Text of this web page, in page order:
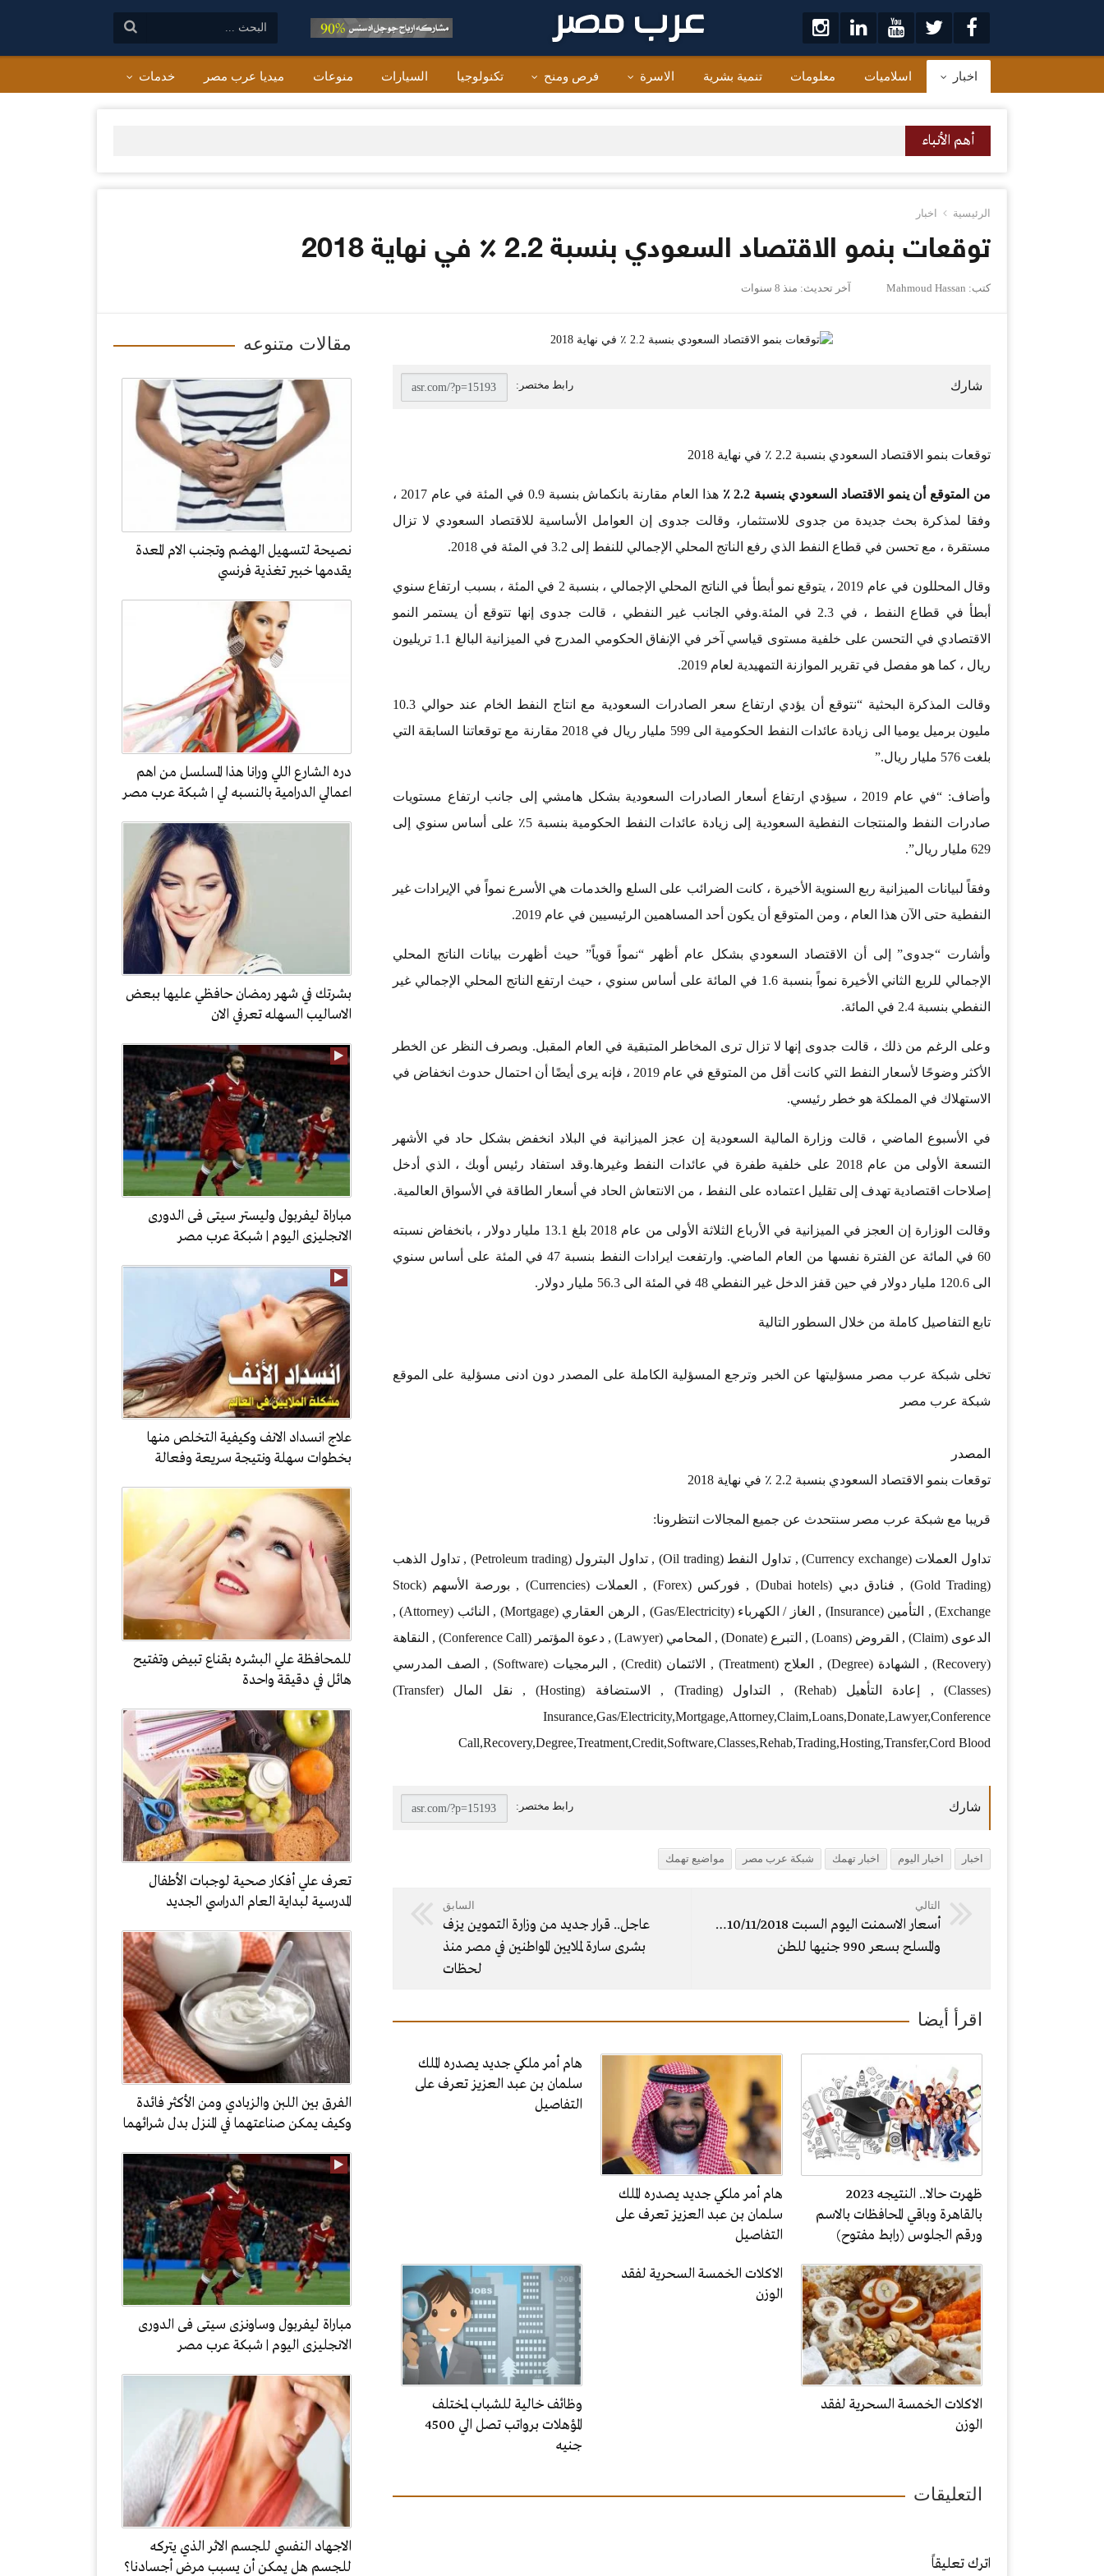
اخبار اسلاميات معلومات تنمية بشرية الاسرة فرص ومنح تكنولوجيا السيارات منوعات ميديا عرب مصر خدمات
أهم الأنباء
الرئيسية اخبار
توقعات بنمو الاقتصاد السعودي بنسبة 2.2 ٪ في نهاية 2018
كتب: Mahmoud Hassan آخر تحديث: منذ 8 سنوات
مقالات متنوعه
نصيحة لتسهيل الهضم وتجنب الام المعدة
يقدمها خبير تغذية فرنسي
دره الشارع اللي ورانا هذا المسلسل من اهم
اعمالي الدرامية بالنسبه لي | شبكة عرب مصر
بشرتك في شهر رمضان حافظي عليها ببعض
الاساليب السهله تعرفي الان
مباراة ليفربول وليستر سيتى فى الدورى
الانجليزى اليوم | شبكة عرب مصر
علاج انسداد الانف وكيفية التخلص منها
بخطوات سهلة ونتيجة سريعة وفعالة
للمحافظة علي البشره بقناع تبيض وتفتيح
هائل في دقيقة واحدة
تعرف علي أفكار صحية لوجبات الأطفال
المدرسية لبداية العام الدراسي الجديد
الفرق بين اللبن والزبادي ومن الأكثر فائدة
وكيف يمكن صناعتهما في المنزل بدل شرائهما
مباراة ليفربول وساونزى سيتى فى الدورى
الانجليزى اليوم | شبكة عرب مصر
الاجهاد النفسي للجسم الاثر الذي يتركه
للجسم هل يمكن أن يسبب مرض أجسادنا؟
توقعات بنمو الاقتصاد السعودي بنسبة 2.2 ٪ في نهاية 2018
من المتوقع أن ينمو الاقتصاد السعودي بنسبة 2.2 ٪
هذا العام مقارنة بانكماش بنسبة 0.9 في المئة في عام 2017 ،
وفقا لمذكرة بحث جديدة من جدوى للاستثمار، وقالت جدوى إن العوامل الأساسية للاقتصاد السعودي لا تزال
مستقرة ، مع تحسن في قطاع النفط الذي رفع الناتج المحلي الإجمالي للنفط إلى 3.2 في المئة في 2018.
وقال المحللون في عام 2019 ، يتوقع نمو أبطأ في الناتج المحلي الإجمالي ، بنسبة 2 في المئة ، بسبب ارتفاع سنوي
أبطأ في قطاع النفط ، في 2.3 في المئة.وفي الجانب غير النفطي ، قالت جدوى إنها تتوقع أن يستمر النمو
الاقتصادي في التحسن على خلفية مستوى قياسي آخر في الإنفاق الحكومي المدرج في الميزانية البالغ 1.1 تريليون
ريال ، كما هو مفصل في تقرير الموازنة التمهيدية لعام 2019.
وقالت المذكرة البحثية “نتوقع أن يؤدي ارتفاع سعر الصادرات السعودية مع انتاج النفط الخام عند حوالي 10.3
مليون برميل يوميا الى زيادة عائدات النفط الحكومية الى 599 مليار ريال في 2018 مقارنة مع توقعاتنا السابقة التي
بلغت 576 مليار ريال.”
وأضاف: “في عام 2019 ، سيؤدي ارتفاع أسعار الصادرات السعودية بشكل هامشي إلى جانب ارتفاع مستويات
صادرات النفط والمنتجات النفطية السعودية إلى زيادة عائدات النفط الحكومية بنسبة 5٪ على أساس سنوي إلى
629 مليار ريال”.
وفقاً لبيانات الميزانية ربع السنوية الأخيرة ، كانت الضرائب على السلع والخدمات هي الأسرع نمواً في الإيرادات غير
النفطية حتى الآن هذا العام ، ومن المتوقع أن يكون أحد المساهمين الرئيسيين في عام 2019.
وأشارت “جدوى” إلى أن الاقتصاد السعودي بشكل عام أظهر “نمواً قوياً” حيث أظهرت بيانات الناتج المحلي
الإجمالي للربع الثاني الأخيرة نمواً بنسبة 1.6 في المائة على أساس سنوي ، حيث ارتفع الناتج المحلي الإجمالي غير
النفطي بنسبة 2.4 في المائة.
وعلى الرغم من ذلك ، قالت جدوى إنها لا تزال ترى المخاطر المتبقية في العام المقبل. وبصرف النظر عن الخطر
الأكثر وضوحًا لأسعار النفط التي كانت أقل من المتوقع في عام 2019 ، فإنه يرى أيضًا أن احتمال حدوث انخفاض في
الاستهلاك في المملكة هو خطر رئيسي.
في الأسبوع الماضي ، قالت وزارة المالية السعودية إن عجز الميزانية في البلاد انخفض بشكل حاد في الأشهر
التسعة الأولى من عام 2018 على خلفية طفرة في عائدات النفط وغيرها.وقد استفاد رئيس أوبك ، الذي أدخل
إصلاحات اقتصادية تهدف إلى تقليل اعتماده على النفط ، من الانتعاش الحاد في أسعار الطاقة في الأسواق العالمية.
وقالت الوزارة إن العجز في الميزانية في الأرباع الثلاثة الأولى من عام 2018 بلغ 13.1 مليار دولار ، بانخفاض نسبته
60 في المائة عن الفترة نفسها من العام الماضي. وارتفعت ايرادات النفط بنسبة 47 في المئة على أساس سنوي
الى 120.6 مليار دولار في حين قفز الدخل غير النفطي 48 في المئة الى 56.3 مليار دولار.
تابع التفاصيل كاملة من خلال السطور التالية
تخلى شبكة عرب مصر مسؤليتها عن الخبر وترجع المسؤلية الكاملة على المصدر دون ادنى مسؤلية على الموقع
شبكة عرب مصر
المصدر
توقعات بنمو الاقتصاد السعودي بنسبة 2.2 ٪ في نهاية 2018
قريبا مع شبكة عرب مصر سنتحدث عن جميع المجالات انتظرونا:
تداول العملات (Currency exchange) , تداول النفط (Oil trading) , تداول البترول (Petroleum trading) , تداول الذهب
(Gold Trading) , فنادق دبي (Dubai hotels) , فوركس (Forex) , العملات (Currencies) , بورصة الأسهم (Stock
Exchange) , التأمين (Insurance) , الغاز / الكهرباء (Gas/Electricity) , الرهن العقاري (Mortgage) , النائب (Attorney) ,
الدعوى (Claim) , القروض (Loans) , التبرع (Donate) , المحامي (Lawyer) , دعوة المؤتمر (Conference Call) , النقاهة
(Recovery) , الشهادة (Degree) , العلاج (Treatment) , الائتمان (Credit) , البرمجيات (Software) , الصف المدرسي
(Classes) , إعادة التأهيل (Rehab) , التداول (Trading) , الاستضافة (Hosting) , نقل المال (Transfer)
Insurance,Gas/Electricity,Mortgage,Attorney,Claim,Loans,Donate,Lawyer,Conference
Call,Recovery,Degree,Treatment,Credit,Software,Classes,Rehab,Trading,Hosting,Transfer,Cord Blood
اخبار اخبار اليوم اخبار تهمك شبكة عرب مصر مواضيع تهمك
التالي
أسعار الاسمنت اليوم السبت 10/11/2018…
والمسلح بسعر 990 جنيها للطن
السابق
عاجل.. قرار جديد من وزارة التموين يزف
بشرى سارة لملايين المواطنين في مصر منذ
لحظات
اقرأ أيضا
ظهرت حالا.. النتيجه 2023
بالقاهرة وباقي المحافظات بالاسم
ورقم الجلوس (رابط مفتوح)
هام أمر ملكي جديد يصدره الملك
سلمان بن عبد العزيز تعرف على
التفاصيل
هام أمر ملكي جديد يصدره الملك
سلمان بن عبد العزيز تعرف على
التفاصيل
الاكلات الخمسة السحرية لفقد
الوزن
الاكلات الخمسة السحرية لفقد
الوزن
وظائف خالية للشباب لمختلف
المؤهلات برواتب تصل الي 4500
جنيه
التعليقات
اترك تعليقاً